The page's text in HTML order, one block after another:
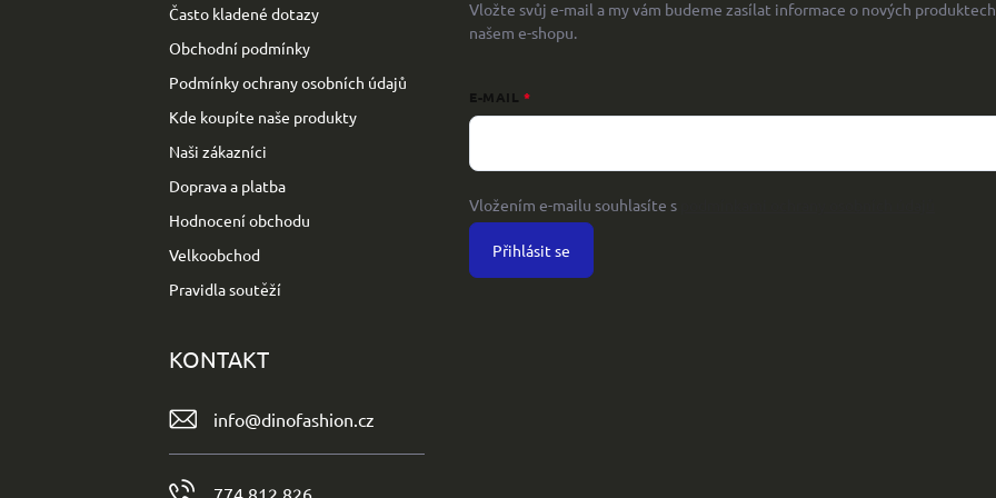
Často kladené dotazy
Obchodní podmínky
Podmínky ochrany osobních údajů
Kde koupíte naše produkty
Naši zákazníci
Doprava a platba
Hodnocení obchodu
Velkoobchod
Pravidla soutěží
Vložte svůj e-mail a my vám budeme zasílat informace o nových
našem e-shopu.
E-MAIL
Vložením e-mailu souhlasíte s
Přihlásit se
KONTAKT
info@dinofashion.cz
774 812 826